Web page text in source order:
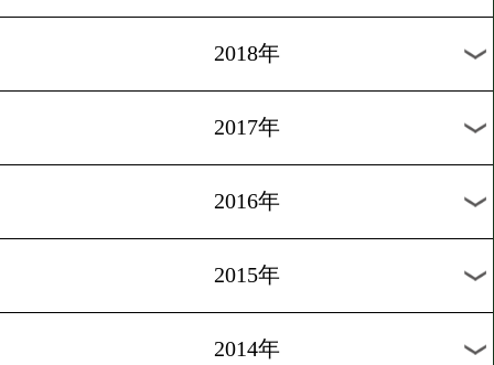
2025年
2023年
2022年